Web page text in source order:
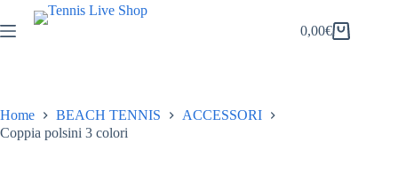
al
contenuto
Carrello
0,00€
Home BEACH TENNIS
ACCESSORI
Coppia polsini 3 colori